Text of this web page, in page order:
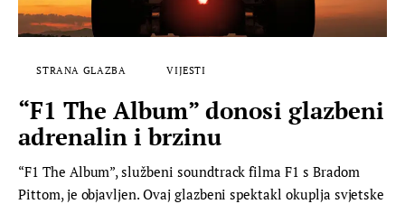
MUSIC BOX
STRANA GLAZBA VIJESTI
“F1 The Album” donosi glazbeni
adrenalin i brzinu
“F1 The Album”, službeni soundtrack filma F1 s Bradom
Pittom, je objavljen. Ovaj glazbeni spektakl okuplja svjetske